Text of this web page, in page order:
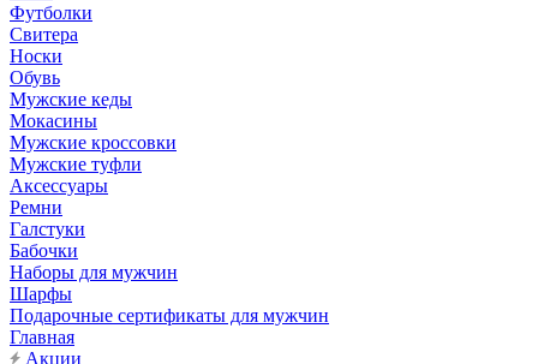
Футболки
Свитера
Носки
Обувь
Мужские кеды
Мокасины
Мужские кроссовки
Мужские туфли
Аксессуары
Ремни
Галстуки
Бабочки
Наборы для мужчин
Шарфы
Подарочные сертификаты для мужчин
Главная
Акции